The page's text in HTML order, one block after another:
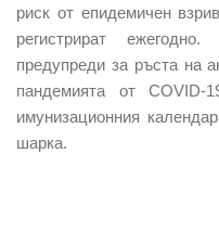
риск от епидемичен
регистрират
предупреди за ръста на
пандемията от
имунизационния
шарка.